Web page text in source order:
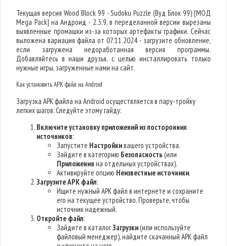
Текущая версия Wood Block 99 - Sudoku Puzzle (Вуд Блок 99) [МОД
Mega Pack] на Андроид - 2.3.9, в переделанной версии вырезаны
выявленные промашки из-за которых артефакты графики. Сейчас
выложена вариация файла от 07.11.2024 - загрузите обновление,
если загружена недоработанная версия программы.
Добавляйтесь в наши друзья, с целью инсталлировать только
нужные игры, загруженные нами на сайт.
Как установить APK файл на Android
Загрузка APK файла на Android осуществляется в пару-тройку
легких шагов. Следуйте этому гайду:
Включите установку приложений из посторонних
источников:
Запустите Настройкивашего устройства.
Зайдите в категорию Безопасность (или
Приложения на отдельных устройствах).
Активируйте опцию Неизвестные источники.
Загрузите APK файл:
Ищите нужный APK файл в интернете и сохраните
его на текущее устройство. Проверьте, чтобы
источник надежный.
Откройте файл:
Зайдите в каталогЗагрузки(или используйте
файловый менеджер), найдите скачанный APK файл